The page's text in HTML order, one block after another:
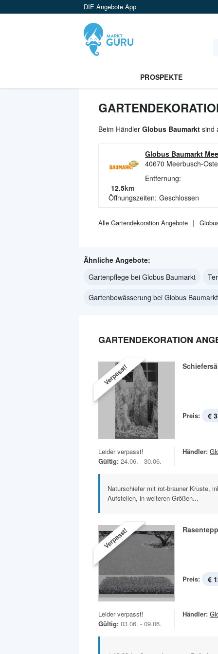
DIE Angebote App
PROSPEKTE
Beim Händler Globus Baumarkt sind
Globus Baumarkt
40670 Meerbusch-
Entfernung:
12.5km
Öffnungszeiten: Geschlossen
Alle Gartendekoration Angebote
Ähnliche Angebote:
Gartenpflege bei Globus Baumarkt
Gartenbewässerung bei Globus Baumarkt
GARTENDEKORATION
Verpasst!
Preis: €
Leider verpasst!
Gültig: 24.06. - 30.06.
Händler:
Naturschiefer mit rot-brauner Kruste,
Aufstellen, in weiteren Größen...
Verpasst!
Preis: €
Leider verpasst!
Gültig: 03.06. - 09.06.
Händler: